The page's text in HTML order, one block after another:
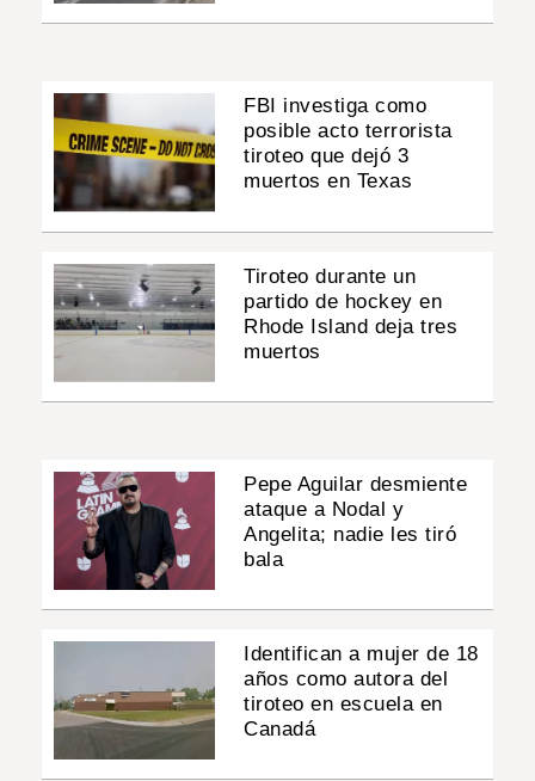
FBI investiga como
posible acto terrorista
tiroteo que dejó 3
muertos en Texas
Tiroteo durante un
partido de hockey en
Rhode Island deja tres
muertos
Pepe Aguilar desmiente
ataque a Nodal y
Angelita; nadie les tiró
bala
Identifican a mujer de 18
años como autora del
tiroteo en escuela en
Canadá